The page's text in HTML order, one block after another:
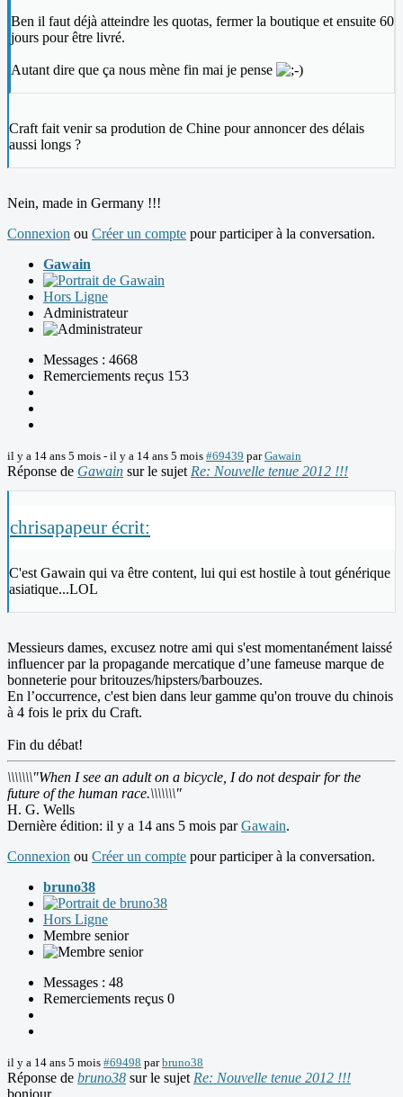
Ben il faut déjà atteindre les quotas, fermer la boutique et ensuite 60
jours pour être livré.
Autant dire que ça nous mène fin mai je pense
Craft fait venir sa prodution de Chine pour annoncer des délais
aussi longs ?
Nein, made in Germany !!!
Connexion ou Créer un compte pour participer à la conversation.
Gawain
Hors Ligne
Administrateur
Messages : 4668
Remerciements reçus 153
il y a 14 ans 5 mois - il y a 14 ans 5 mois #69439 parGawain
Réponse de Gawain sur le sujet Re: Nouvelle tenue 2012 !!!
chrisapapeur écrit:
C'est Gawain qui va être content, lui qui est hostile à tout générique
asiatique...LOL
Messieurs dames, excusez notre ami qui s'est momentanément laissé
influencer par la propagande mercatique d’une fameuse marque de
bonneterie pour britouzes/hipsters/barbouzes.
En l’occurrence, c'est bien dans leur gamme qu'on trouve du chinois
à 4 fois le prix du Craft.
Fin du débat!
\\\\\\\"When I see an adult on a bicycle, I do not despair for the
future of the human race.\\\\\\\"
H. G. Wells
Dernière édition: il y a 14 ans 5 mois parGawain.
Connexion ou Créer un compte pour participer à la conversation.
bruno38
Hors Ligne
Membre senior
Messages : 48
Remerciements reçus 0
il y a 14 ans 5 mois #69498 parbruno38
Réponse de bruno38 sur le sujet Re: Nouvelle tenue 2012 !!!